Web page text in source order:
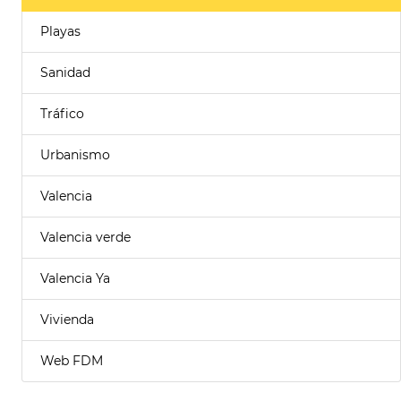
Playas
Sanidad
Tráfico
Urbanismo
Valencia
Valencia verde
Valencia Ya
Vivienda
Web FDM